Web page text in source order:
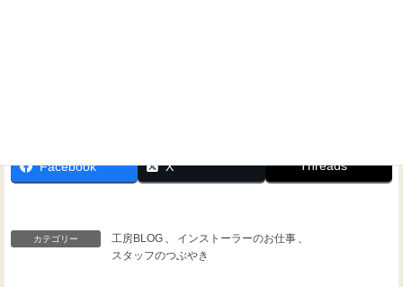
Facebook X Threads
カテゴリー 工房BLOG 、 インストーラーのお仕事 、
スタッフのつぶやき